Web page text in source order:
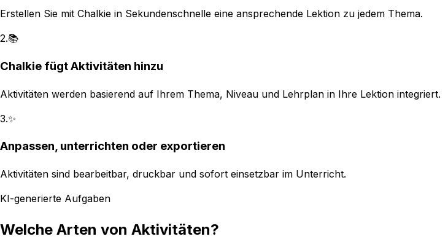
Erstellen Sie mit Chalkie in Sekundenschnelle eine ansprechende Lektion zu jedem Thema.
2.📚
Chalkie fügt Aktivitäten hinzu
Aktivitäten werden basierend auf Ihrem Thema, Niveau und Lehrplan in Ihre Lektion integriert.
3.✨
Anpassen, unterrichten oder exportieren
Aktivitäten sind bearbeitbar, druckbar und sofort einsetzbar im Unterricht.
KI-generierte Aufgaben
Welche Arten von Aktivitäten?